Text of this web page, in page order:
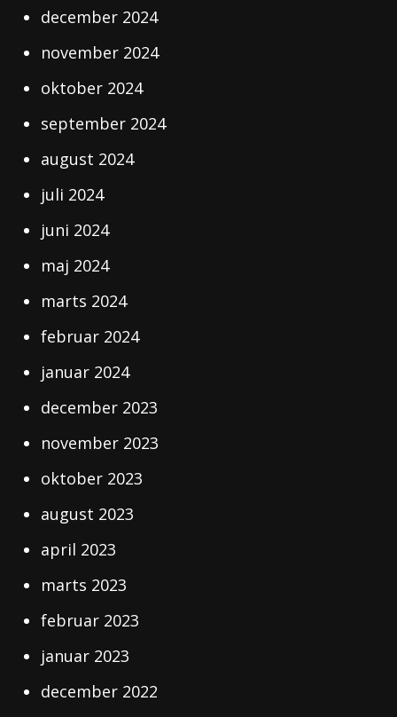
december 2024
november 2024
oktober 2024
september 2024
august 2024
juli 2024
juni 2024
maj 2024
marts 2024
februar 2024
januar 2024
december 2023
november 2023
oktober 2023
august 2023
april 2023
marts 2023
februar 2023
januar 2023
december 2022